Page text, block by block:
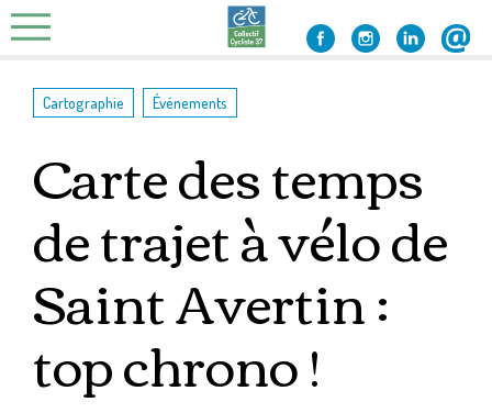
Skip
to
Cartographie Événements
Carte des temps
de trajet à vélo de
Saint Avertin :
top chrono !